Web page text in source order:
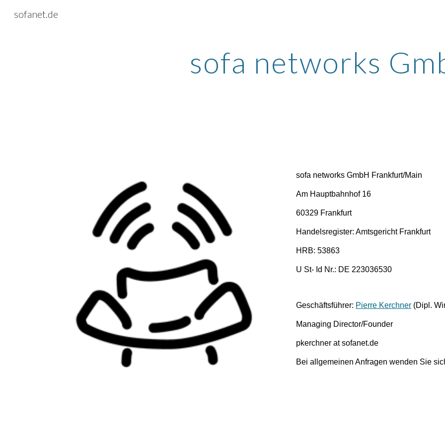
sofanet.de
sofa networks
sofa networks GmbH Frankfurt/Main
Am Hauptbahnhof 16
60329 Frankfurt
Handelsregister: Amtsgericht Frankfurt
HRB: 53863
U St- Id Nr.: DE 223036530
Geschäftsführer: Pierre Kerchner (Dipl.
Managing Director/Founder
pkerchner at sofanet.de
Bei allgemeinen Anfragen wenden Sie